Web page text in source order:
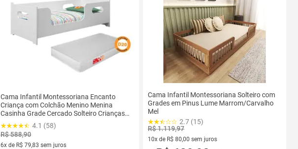
Cama Infantil Montessoriana Encanto
Criança com Colchão Menino Menina
Casinha Grade Cercado Solteiro Crianças
Caminha Boneca Cabana Resistente Bebê
4.1 (58)
R$ 588,90
6x de R$ 79,83 sem juros
Cama Infantil Montessoriana Solteiro com
Grades em Pinus Lume Marrom/Carvalho
Mel
2.7 (15)
R$ 1.119,97
10x de R$ 80,00 sem juros